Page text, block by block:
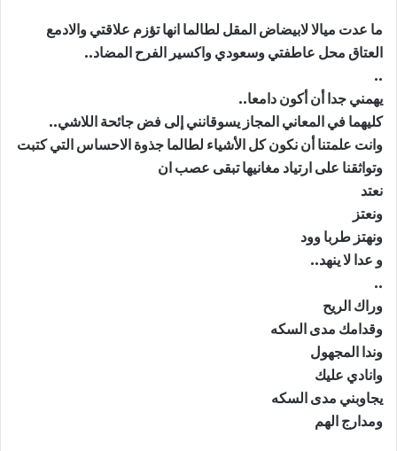
ما عدت ميالا لابيضاض المقل لطالما انها تؤزم علاقتي والادمع
العتاق محل عاطفتي وسعودي واكسير الفرح المضاد..
..
يهمني جدا أن أكون دامعا..
كليهما في المعاني المجاز يسوقانني إلى فض جائحة اللاشي..
وانت علمتنا أن نكون كل الأشياء لطالما جذوة الاحساس التي كتبت
وتواثقنا على ارتياد مغانيها تبقى عصب ان
نعتد
ونعتز
ونهتز طربا وود
و عدا لا ينهد..
..
وراك الريح
وقدامك مدى السكه
وندا المجهول
وانادي عليك
يجاوبني مدى السكه
ومدارج الهم